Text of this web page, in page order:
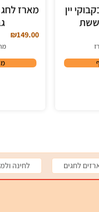
לחג – 2 בקבוקי יין
ששת
מארז לחג
₪149.00
לחגים לחינה